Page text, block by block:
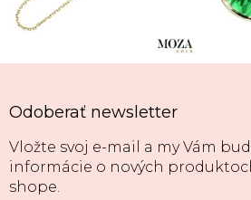
Odoberať newsletter
Vložte svoj e-mail a my Vám
informácie o nových
shope.